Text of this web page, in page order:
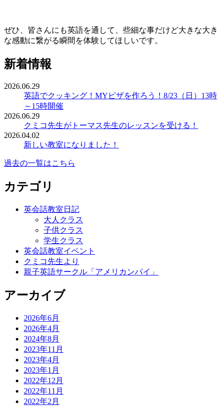
ぜひ、皆さんにも英語を通して、些細な事だけど大きな大き
な感動に繋がる瞬間を体験してほしいです。
新着情報
2026.06.29
英語でクッキング！MYピザを作ろう！8/23（日）13時
～15時開催
2026.06.29
クミコ先生がトーマス先生のレッスンを受ける！
2026.04.02
新しい教室になりました！
過去の一覧はこちら
カテゴリ
英会話教室日記
大人クラス
子供クラス
学生クラス
英会話教室イベント
クミコ先生より
親子英語サークル「アメリカンパイ」
アーカイブ
2026年6月
2026年4月
2024年8月
2023年11月
2023年4月
2023年1月
2022年12月
2022年11月
2022年2月